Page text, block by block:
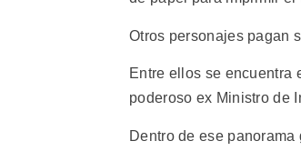
Otros personajes pagan
Entre ellos se encuentra
poderoso ex Ministro de
Dentro de ese